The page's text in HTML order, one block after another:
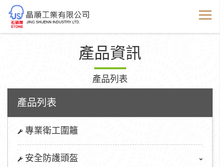
產品資訊
產品列表
產品列表
專業衛工圍籬
安全防護頭盔